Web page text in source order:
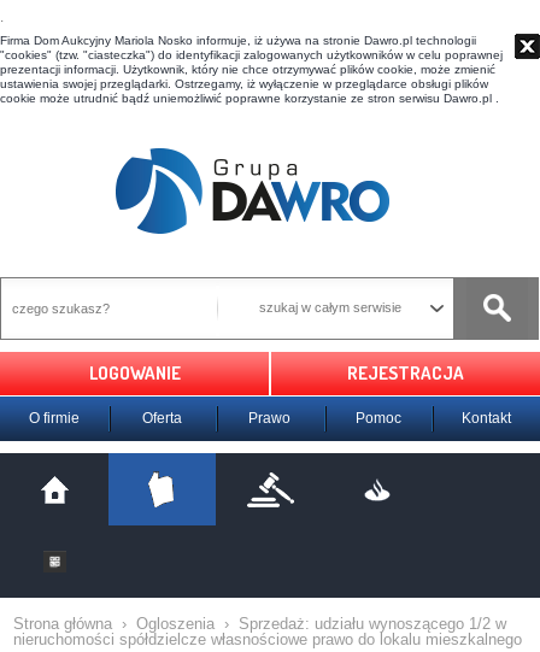
t
Firma Dom Aukcyjny Mariola Nosko informuje, iż używa na stronie Dawro.pl technologii
"cookies" (tzw. "ciasteczka") do identyfikacji zalogowanych użytkowników w celu poprawnej
prezentacji informacji. Użytkownik, który nie chce otrzymywać plików cookie, może zmienić
ustawienia swojej przeglądarki. Ostrzegamy, iż wyłączenie w przeglądarce obsługi plików
cookie może utrudnić bądź uniemożliwić poprawne korzystanie ze stron serwisu Dawro.pl .
szukaj w całym serwisie
LOGOWANIE REJESTRACJA
O firmie Oferta Prawo Pomoc Kontakt
Strona główna › Ogloszenia › Sprzedaż: udziału wynoszącego 1/2 w
nieruchomości spółdzielcze własnościowe prawo do lokalu mieszkalnego